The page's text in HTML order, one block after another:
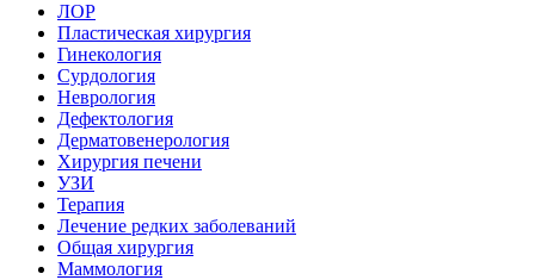
ЛОР
Пластическая хирургия
Гинекология
Сурдология
Неврология
Дефектология
Дерматовенерология
Хирургия печени
УЗИ
Терапия
Лечение редких заболеваний
Общая хирургия
Маммология